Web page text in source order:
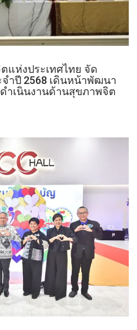
แห่งประเทศไทย จัด
ำปี 2568 เดินหน้าพัฒนา
ำเนินงานด้านสุขภาพจิต